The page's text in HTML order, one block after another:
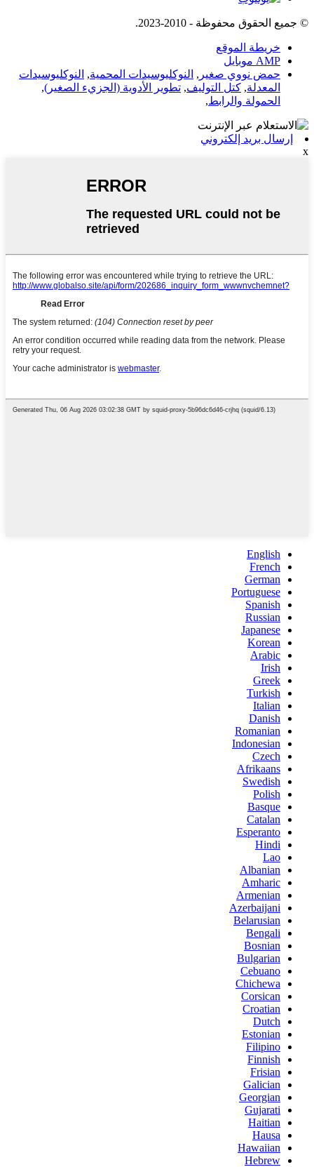
© جميع الحقوق محفوظة - 2010-2023.
خريطة الموقع
AMP موبايل
حمض نووي صغير , النوكليوسيدات المحمية, النوكليوسيدات
المعدلة, كتل التوليف, تطوير الأدوية (الجزيء الصغير),
الحمولة والرابط,
إرسال بريد إلكتروني
x
English
French
German
Portuguese
Spanish
Russian
Japanese
Korean
Arabic
Irish
Greek
Turkish
Italian
Danish
Romanian
Indonesian
Czech
Afrikaans
Swedish
Polish
Basque
Catalan
Esperanto
Hindi
Lao
Albanian
Amharic
Armenian
Azerbaijani
Belarusian
Bengali
Bosnian
Bulgarian
Cebuano
Chichewa
Corsican
Croatian
Dutch
Estonian
Filipino
Finnish
Frisian
Galician
Georgian
Gujarati
Haitian
Hausa
Hawaiian
Hebrew